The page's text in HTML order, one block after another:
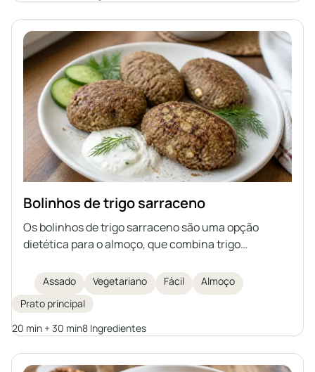
saudável.
Bolinhos de trigo sarraceno
Os bolinhos de trigo sarraceno são uma opção
dietética para o almoço, que combina trigo
moída e farelo. São assados, não fritos, tornando-os
mais leves e ricos em fibras e proteínas. É um prato
fácil e rápido de preparar, ideal como uma
alternativa saudável aos tradicionais
Assado Vegetariano Fácil
Almoço
Prato principal
20 min + 30 min8 Ingredientes